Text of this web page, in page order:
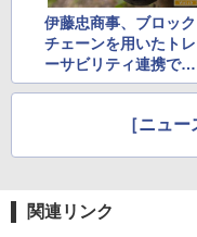
伊藤忠商事、ブロック
チェーンを用いたトレ
ーサビリティ連携で持
続可能な天然ゴムの普
［ニュ
関連リンク